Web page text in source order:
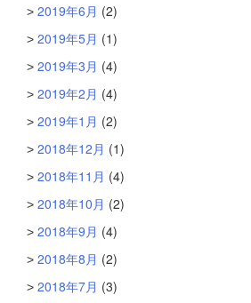
2019年6月 (2)
2019年5月 (1)
2019年3月 (4)
2019年2月 (4)
2019年1月 (2)
2018年12月 (1)
2018年11月 (4)
2018年10月 (2)
2018年9月 (4)
2018年8月 (2)
2018年7月 (3)